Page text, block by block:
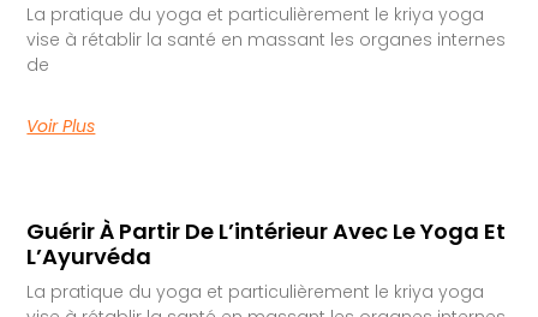
La pratique du yoga et particulièrement le kriya yoga
vise à rétablir la santé en massant les organes internes
de
Voir Plus
Guérir À Partir De L’intérieur Avec Le Yoga Et
L’Ayurvéda
La pratique du yoga et particulièrement le kriya yoga